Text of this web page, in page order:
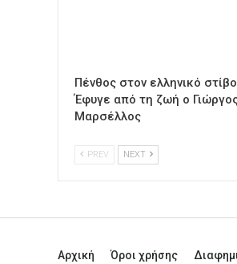
Πένθος στον ελληνικό
Έφυγε από τη ζωή ο
Μαρσέλλος
PREV NEXT
Αρχική Όροι χρήσης